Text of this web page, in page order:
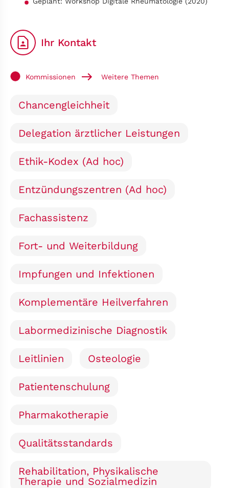
Ihr Kontakt
Kommissionen Weitere Themen
Chancengleichheit
Delegation ärztlicher Leistungen
Ethik-Kodex (Ad hoc)
Entzündungszentren (Ad hoc)
Fachassistenz
Fort- und Weiterbildung
Impfungen und Infektionen
Komplementäre Heilverfahren
Labormedizinische Diagnostik
Leitlinien Osteologie
Patientenschulung
Pharmakotherapie
Qualitätsstandards
Rehabilitation, Physikalische
Therapie und Sozialmedizin